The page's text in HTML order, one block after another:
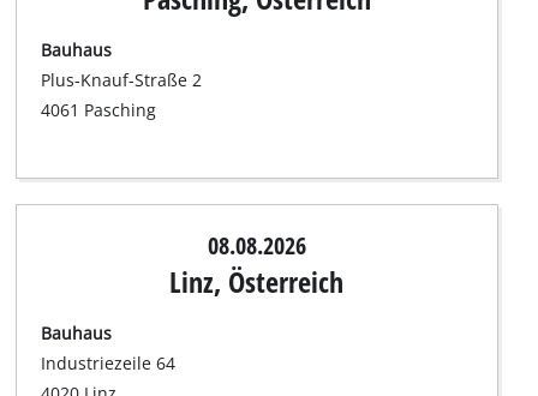
Bauhaus
Plus-Knauf-Straße 2
4061 Pasching
Linz, Österreich
08.08.2026
Bauhaus
Industriezeile 64